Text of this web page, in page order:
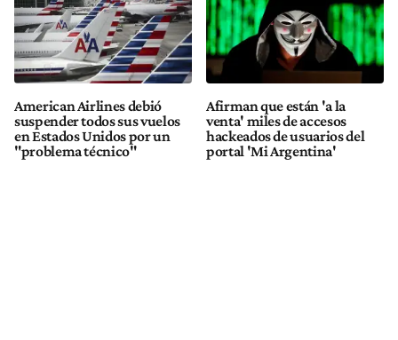
American Airlines debió
suspender todos sus vuelos
en Estados Unidos por un
"problema técnico"
Afirman que están 'a la
venta' miles de accesos
hackeados de usuarios del
portal 'Mi Argentina'